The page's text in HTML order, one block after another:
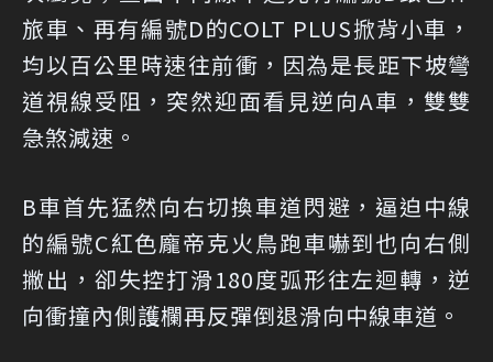
旅車、再有編號D的COLT PLUS掀背小車，
均以百公里時速往前衝，因為是長距下坡彎
道視線受阻，突然迎面看見逆向A車，雙雙
急煞減速。
B車首先猛然向右切換車道閃避，逼迫中線
的編號C紅色龐帝克火鳥跑車嚇到也向右側
撇出，卻失控打滑180度弧形往左迴轉，逆
向衝撞內側護欄再反彈倒退滑向中線車道。